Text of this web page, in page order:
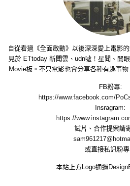
自從看過《全面啟動》以後深深愛上電影
見於 ETtoday 新聞雲、udn噓！星聞、開
Movie板。不只電影也會分享各種有趣事
FB粉專:
https://www.facebook.com/
Insragram:
https://
試片、合作提案請
或直接私訊粉專
本站上方Logo通過